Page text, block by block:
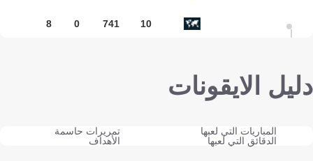
10
741
0
8
دليل الايقونات
المباريات التي لعبها
تمريرات حاسمة
الدقائق التي لعبها
الأهداف